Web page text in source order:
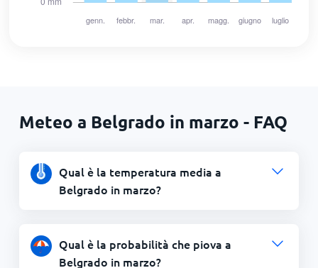
Meteo a Belgrado in marzo - FAQ
Qual è la temperatura media a
Belgrado in marzo?
Qual è la probabilità che piova a
Belgrado in marzo?